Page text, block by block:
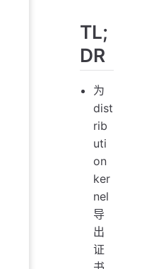
TL;
DR
为
dist
rib
uti
on
ker
nel
导
出
证